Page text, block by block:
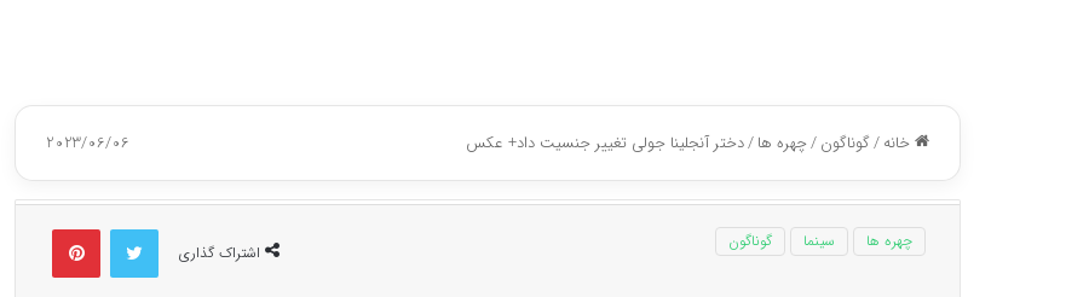
خانه/گوناگون/چهره ها/دختر آنجلینا جولی تغییر جنسیت داد+ عکس 2023/06/06
اشتراک گذاری
توییتر پینتریست
چهره ها سینما گوناگون